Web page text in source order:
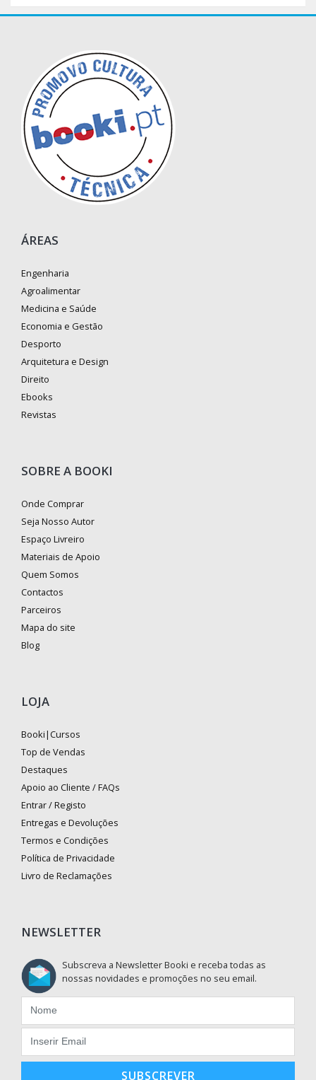
ÁREAS
Engenharia
Agroalimentar
Medicina e Saúde
Economia e Gestão
Desporto
Arquitetura e Design
Direito
Ebooks
Revistas
SOBRE A BOOKI
Onde Comprar
Seja Nosso Autor
Espaço Livreiro
Materiais de Apoio
Quem Somos
Contactos
Parceiros
Mapa do site
Blog
LOJA
Booki|Cursos
Top de Vendas
Destaques
Apoio ao Cliente / FAQs
Entrar / Registo
Entregas e Devoluções
Termos e Condições
Política de Privacidade
Livro de Reclamações
NEWSLETTER
Subscreva a Newsletter Booki e receba todas as
nossas novidades e promoções no seu email.
SUBSCREVER